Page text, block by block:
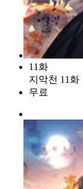
11화
지악천 11화
무료